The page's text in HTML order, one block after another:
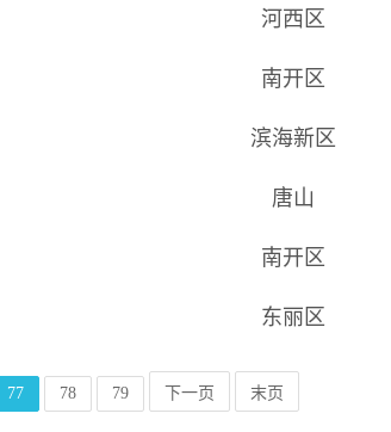
河西区
南开区
滨海新区
唐山
南开区
东丽区
77 78 79 下一页 末页